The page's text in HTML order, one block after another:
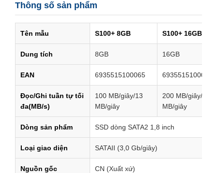
Thông số sản phẩm
Tên mẫu S100+ 8GB S100+ 16GB
Dung tích 8GB 16GB
EAN 6935515100065 6935515100072
Đọc/Ghi tuần tự tối
đa(MB/s)
100 MB/giây/13
MB/giây
200 MB/giây/26
MB/giây
Dòng sản phẩm SSD dòng SATA2 1,8 inch
Loại giao diện SATAII (3,0 Gb/giây)
Nguồn gốc CN (Xuất xứ)